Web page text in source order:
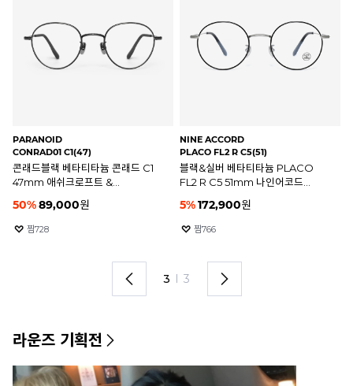
RAY-BAN
RB3447V 2503(50)
블랙 RB3447V 2503 50mm
레이밴 라운드 메탈 안경테
20%185,600원
찜5240
RADIO EYES
FIRE HIVE C1(48)
매트블랙 FIRE HIVE C1 48mm
라디오아이즈 파이어 하이브
76%35,000원
찜973
1 I 3
라운즈 기획전